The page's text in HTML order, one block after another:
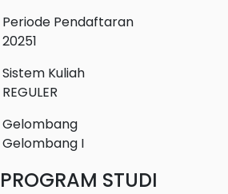
Periode Pendaftaran
20251
Sistem Kuliah
REGULER
Gelombang
Gelombang I
PROGRAM STUDI